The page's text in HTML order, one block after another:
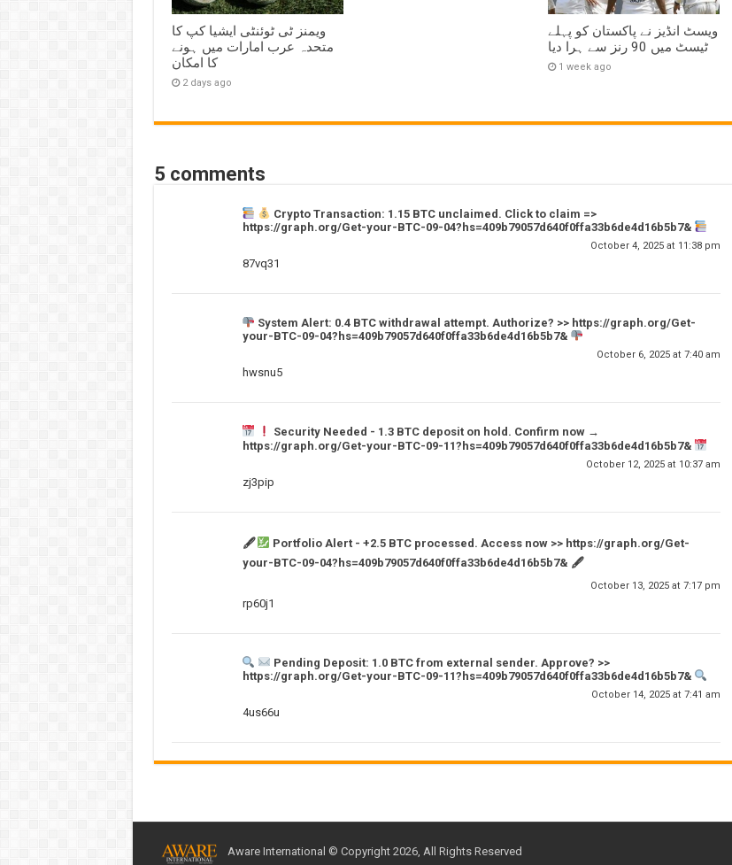
ویمنز ٹی ٹوئنٹی ایشیا کپ کا
متحدہ عرب امارات میں ہونے
کا امکان
2 days ago
ویسٹ انڈیز نے پاکستان کو پہلے
ٹیسٹ میں 90 رنز سے ہرا دیا
1 week ago
5 comments
Crypto Transaction: 1.15 BTC unclaimed. Click to claim =>
https://graph.org/Get-your-BTC-09-04?hs=409b79057d640f0ffa33b6de4d16b5b7&
October 4, 2025 at 11:38 pm
87vq31
System Alert: 0.4 BTC withdrawal attempt. Authorize? >> https://graph.org/Get-
your-BTC-09-04?hs=409b79057d640f0ffa33b6de4d16b5b7&
October 6, 2025 at 7:40 am
hwsnu5
Security Needed - 1.3 BTC deposit on hold. Confirm now →
https://graph.org/Get-your-BTC-09-11?hs=409b79057d640f0ffa33b6de4d16b5b7&
October 12, 2025 at 10:37 am
zj3pip
🖋
Portfolio Alert - +2.5 BTC processed. Access now >> https://graph.org/Get-
your-BTC-09-04?hs=409b79057d640f0ffa33b6de4d16b5b7& 🖋
October 13, 2025 at 7:17 pm
rp60j1
Pending Deposit: 1.0 BTC from external sender. Approve? >>
https://graph.org/Get-your-BTC-09-11?hs=409b79057d640f0ffa33b6de4d16b5b7&
October 14, 2025 at 7:41 am
4us66u
Aware International © Copyright 2026, All Rights Reserved